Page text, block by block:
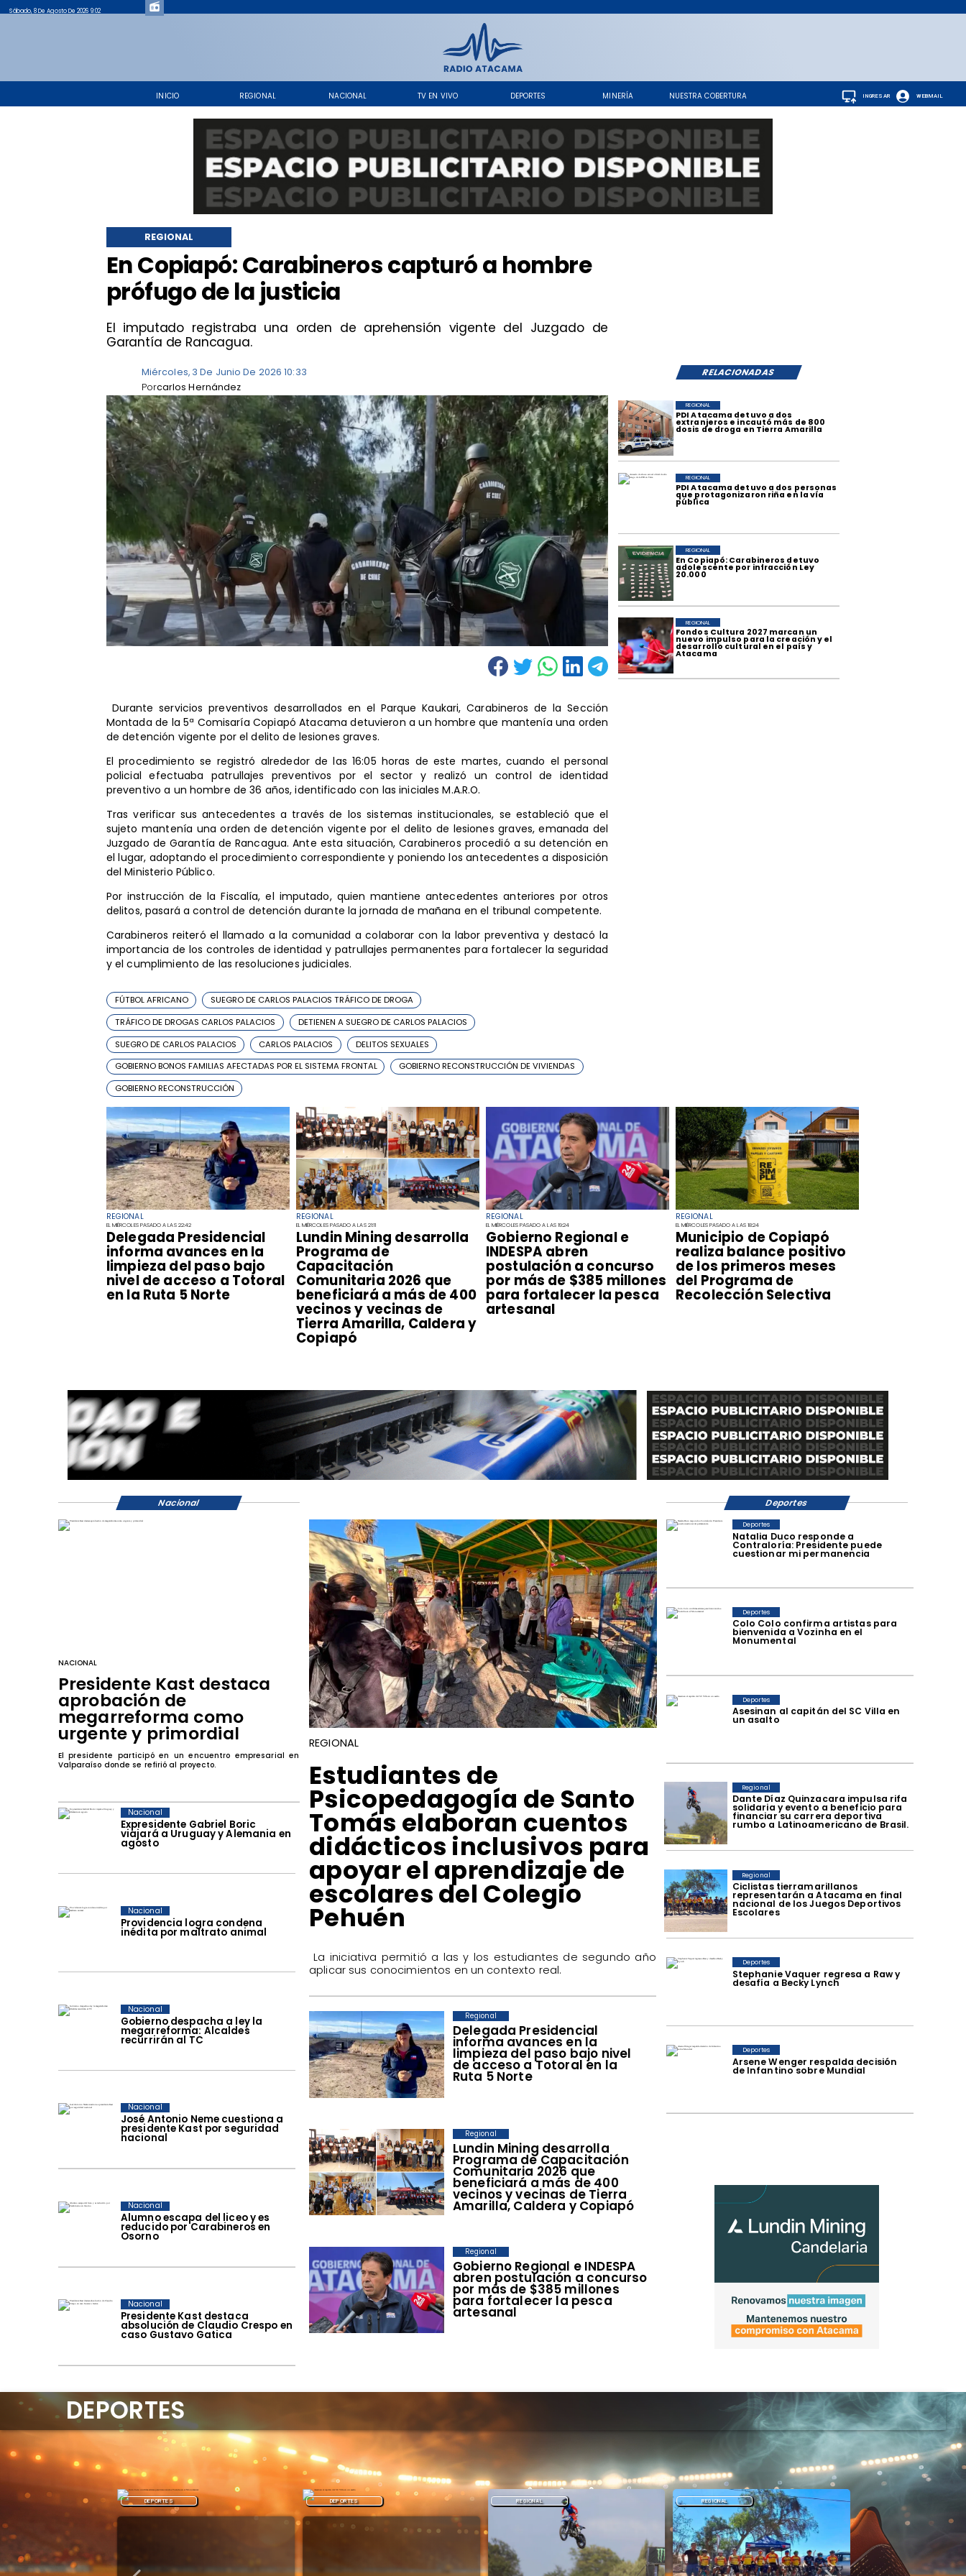
INICIO REGIONAL NACIONAL TV EN VIVO DEPORTES MINERÍA NUESTRA COBERTURA
Sábado, 8 De Agosto De 2026 9:02
WEBMAIL
INGRESAR
​En Copiapó: Carabineros capturó a hombre
prófugo de la justicia
El imputado registraba una orden de aprehensión vigente del Juzgado de
Garantía de Rancagua.
REGIONAL
RELACIONADAS
Miércoles, 3 De Junio De 2026 10:33
carlos Hernández
Por
REGIONAL
EL MIÉRCOLES PASADO A LAS 22:42
​Delegada Presidencial
informa avances en la
limpieza del paso bajo
nivel de acceso a Totoral
en la Ruta 5 Norte
REGIONAL
EL MIÉRCOLES PASADO A LAS 21:11
​Lundin Mining desarrolla
Programa de
Capacitación
Comunitaria 2026 que
beneficiará a más de 400
vecinos y vecinas de
Tierra Amarilla, Caldera y
Copiapó
REGIONAL
EL MIÉRCOLES PASADO A LAS 19:24
​Gobierno Regional e
INDESPA abren
postulación a concurso
por más de $385 millones
para fortalecer la pesca
artesanal
REGIONAL
EL MIÉRCOLES PASADO A LAS 18:24
​Municipio de Copiapó
realiza balance positivo
de los primeros meses
del Programa de
Recolección Selectiva
​PDI Atacama detuvo a dos
extranjeros e incautó más de 800
dosis de droga en Tierra Amarilla
REGIONAL
PDI Atacama detuvo a dos personas
que protagonizaron riña en la vía
pública
REGIONAL
​En Copiapó: Carabineros detuvo
adolescente por infracción Ley
20.000
REGIONAL
​Fondos Cultura 2027 marcan un
nuevo impulso para la creación y el
desarrollo cultural en el país y
Atacama
REGIONAL
Durante servicios preventivos desarrollados en el Parque Kaukari, Carabineros de la Sección
Montada de la 5ª Comisaría Copiapó Atacama detuvieron a un hombre que mantenía una orden
de detención vigente por el delito de lesiones graves.
El procedimiento se registró alrededor de las 16:05 horas de este martes, cuando el personal
policial efectuaba patrullajes preventivos por el sector y realizó un control de identidad
preventivo a un hombre de 36 años, identificado con las iniciales M.A.R.O.
Tras verificar sus antecedentes a través de los sistemas institucionales, se estableció que el
sujeto mantenía una orden de detención vigente por el delito de lesiones graves, emanada del
Juzgado de Garantía de Rancagua. Ante esta situación, Carabineros procedió a su detención en
el lugar, adoptando el procedimiento correspondiente y poniendo los antecedentes a disposición
del Ministerio Público.
Por instrucción de la Fiscalía, el imputado, quien mantiene antecedentes anteriores por otros
delitos, pasará a control de detención durante la jornada de mañana en el tribunal competente.
Carabineros reiteró el llamado a la comunidad a colaborar con la labor preventiva y destacó la
importancia de los controles de identidad y patrullajes permanentes para fortalecer la seguridad
y el cumplimiento de las resoluciones judiciales.
FÚTBOL AFRICANO
SUEGRO DE CARLOS PALACIOS TRÁFICO DE DROGA
TRÁFICO DE DROGAS CARLOS PALACIOS
DETIENEN A SUEGRO DE CARLOS PALACIOS
SUEGRO DE CARLOS PALACIOS
CARLOS PALACIOS
DELITOS SEXUALES
GOBIERNO BONOS FAMILIAS AFECTADAS POR EL SISTEMA FRONTAL
GOBIERNO RECONSTRUCCIÓN DE VIVIENDAS
GOBIERNO RECONSTRUCCIÓN
Natalia Duco responde a
Contraloría: Presidente puede
cuestionar mi permanencia
Deportes
Colo Colo confirma artistas para
bienvenida a Vozinha en el
Monumental
Deportes
Asesinan al capitán del SC Villa en
un asalto
Deportes
Dante Díaz Quinzacara impulsa rifa
solidaria y evento a beneficio para
financiar su carrera deportiva
rumbo a Latinoamericano de Brasil.
Regional
​Ciclistas tierramarillanos
representarán a Atacama en final
nacional de los Juegos Deportivos
Escolares
Regional
Stephanie Vaquer regresa a Raw y
desafía a Becky Lynch
Deportes
Arsene Wenger respalda decisión
de Infantino sobre Mundial
Deportes
Expresidente Gabriel Boric
viajará a Uruguay y Alemania en
agosto
Nacional
Providencia logra condena
inédita por maltrato animal
Nacional
Gobierno despacha a ley la
megarreforma: Alcaldes
recurrirán al TC
Nacional
José Antonio Neme cuestiona a
presidente Kast por seguridad
nacional
Nacional
Alumno escapa del liceo y es
reducido por Carabineros en
Osorno
Nacional
Presidente Kast destaca
absolución de Claudio Crespo en
caso Gustavo Gatica
Nacional
​Delegada Presidencial
informa avances en la
limpieza del paso bajo nivel
de acceso a Totoral en la
Ruta 5 Norte
Regional
​Lundin Mining desarrolla
Programa de Capacitación
Comunitaria 2026 que
beneficiará a más de 400
vecinos y vecinas de Tierra
Amarilla, Caldera y Copiapó
Regional
​Gobierno Regional e INDESPA
abren postulación a concurso
por más de $385 millones
para fortalecer la pesca
artesanal
Regional
NACIONAL
Presidente Kast destaca
aprobación de
megarreforma como
urgente y primordial
El presidente participó en un encuentro empresarial en
Valparaíso donde se refirió al proyecto.
REGIONAL
​Estudiantes de
Psicopedagogía de Santo
Tomás elaboran cuentos
didácticos inclusivos para
apoyar el aprendizaje de
escolares del Colegio
Pehuén
​ La iniciativa permitió a las y los estudiantes de segundo año
aplicar sus conocimientos en un contexto real.
Nacional Deportes
DEPORTES DEPORTES REGIONAL REGIONAL
DEPORTES